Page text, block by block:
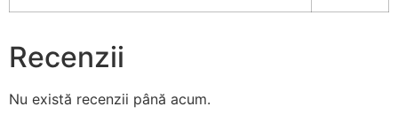
Recenzii
Nu există recenzii până acum.